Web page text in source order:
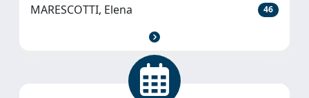
MARESCOTTI, Elena 46